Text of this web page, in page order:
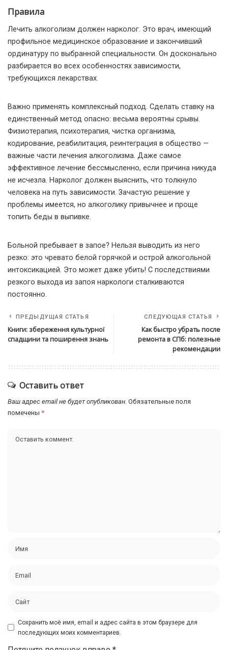
Правила
Лечить алкоголизм должен нарколог. Это врач, имеющий
профильное медицинское образование и закончивший
ординатуру по выбранной специальности. Он досконально
разбирается во всех особенностях зависимости,
требующихся лекарствах.
Важно применять комплексный подход. Сделать ставку на
единственный метод опасно: весьма вероятны срывы.
Физиотерапия, психотерапия, чистка организма,
кодирование, реабилитация, реинтеграция в общество —
важные части лечения алкоголизма. Даже самое
эффективное лечение бессмысленно, если причина никуда
не исчезла. Нарколог должен выяснить, что толкнуло
человека на путь зависимости. Зачастую решение у
проблемы имеется, но алкоголику привычнее и проще
топить беды в выпивке.
Больной пребывает в запое? Нельзя выводить из него
резко: это чревато белой горячкой и острой алкогольной
интоксикацией. Это может даже убить! С последствиями
резкого выхода из запоя наркологи сталкиваются
постоянно.
ПРЕДЫДУЩАЯ СТАТЬЯ
Книги: збереження культурної
спадщини та поширення знань
СЛЕДУЮЩАЯ СТАТЬЯ
Как быстро убрать после
ремонта в СПб: полезные
рекомендации
Оставить ответ
Ваш адрес email не будет опубликован. Обязательные поля
помечены *
Сохранить моё имя, email и адрес сайта в этом браузере для
последующих моих комментариев.